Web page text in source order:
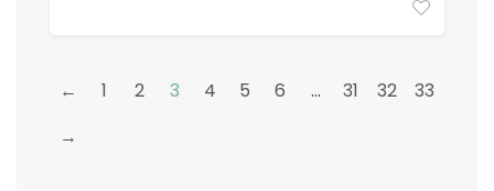
← 1 2 3 4 5 6 … 31 32
33
→